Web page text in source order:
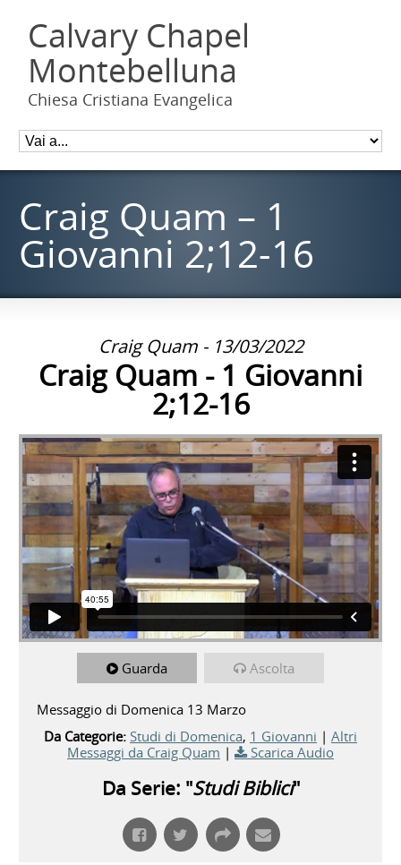
Calvary Chapel
Montebelluna
Chiesa Cristiana Evangelica
Craig Quam – 1
Giovanni 2;12-16
Craig Quam - 13/03/2022
Craig Quam - 1 Giovanni
2;12-16
Guarda Ascolta
Messaggio di Domenica 13 Marzo
Da Categorie: Studi di Domenica, 1 Giovanni | Altri
Messaggi da Craig Quam | Scarica Audio
Da Serie: "Studi Biblici"